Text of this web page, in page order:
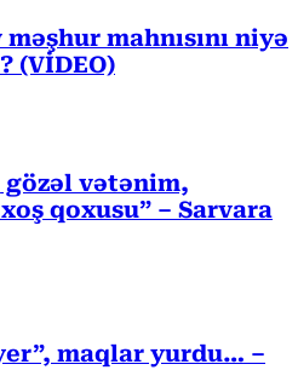
mahnısını niyə
(VİDEO)
gözəl vətənim,
qoxusu” – Sarvara
maqlar yurdu… –